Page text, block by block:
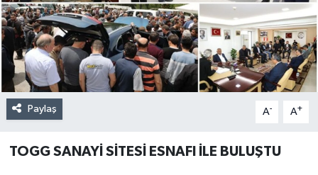
Paylaş A- A+
TOGG SANAYİ SİTESİ ESNAFI İLE BULUŞTU